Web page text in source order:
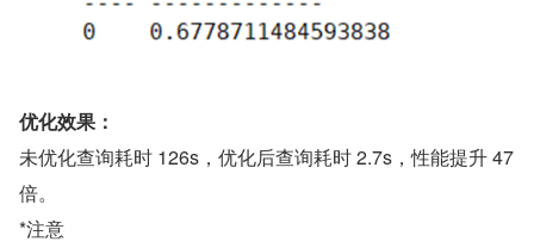
优化效果：
未优化查询耗时 126s，优化后查询耗时 2.7s，性能提升 47
倍。
*注意